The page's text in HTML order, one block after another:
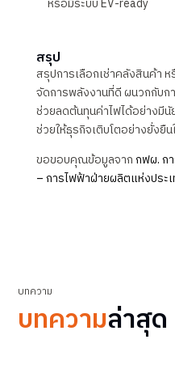
สรุป
สรุปการเลือกเช่าคลังสินค้า ห
จัดการพลังงานที่ดี ผนวกกับก
ช่วยลดต้นทุนค่าไฟได้อย่างมี
ช่วยให้ธุรกิจเติบโตอย่างยั่งยืน
ขอขอบคุณข้อมูลจากกฟผ. ก
– การไฟฟ้าฝ่ายผลิตแห่งประเ
บทความ
บทความล่าสุด